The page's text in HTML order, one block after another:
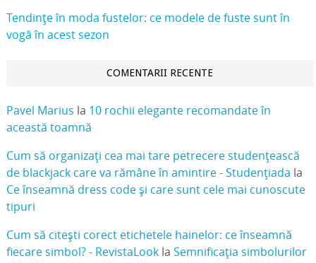
Tendințe în moda fustelor: ce modele de fuste sunt în
vogă în acest sezon
COMENTARII RECENTE
Pavel Marius la 10 rochii elegante recomandate în
această toamnă
Cum să organizați cea mai tare petrecere studențească
de blackjack care va rămâne în amintire - Studențiada la
Ce înseamnă dress code și care sunt cele mai cunoscute
tipuri
Cum să citești corect etichetele hainelor: ce înseamnă
fiecare simbol? - RevistaLookla Semnificația simbolurilor